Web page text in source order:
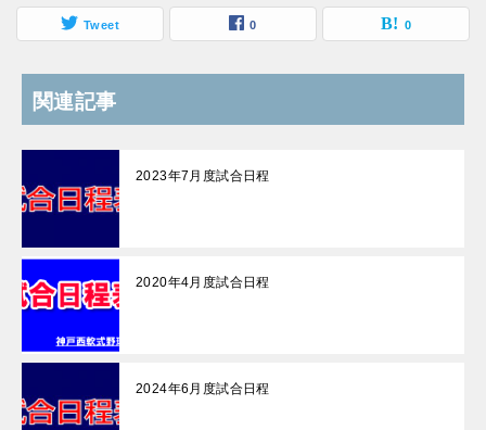
Tweet 0 0
関連記事
2023年7月度試合日程
2020年4月度試合日程
2024年6月度試合日程